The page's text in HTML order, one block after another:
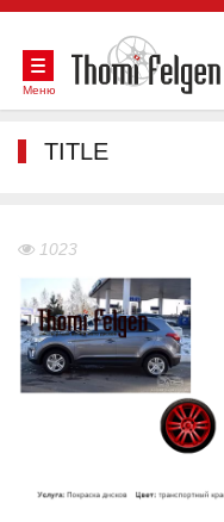
Меню
TITLE
1023